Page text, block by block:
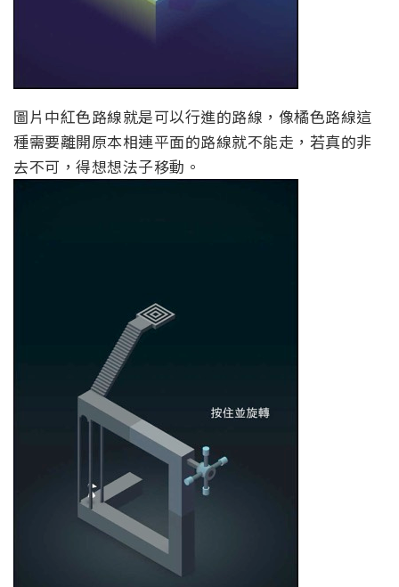
圖片中紅色路線就是可以行進的路線，像橘色路線這
種需要離開原本相連平面的路線就不能走，若真的非
去不可，得想想法子移動。